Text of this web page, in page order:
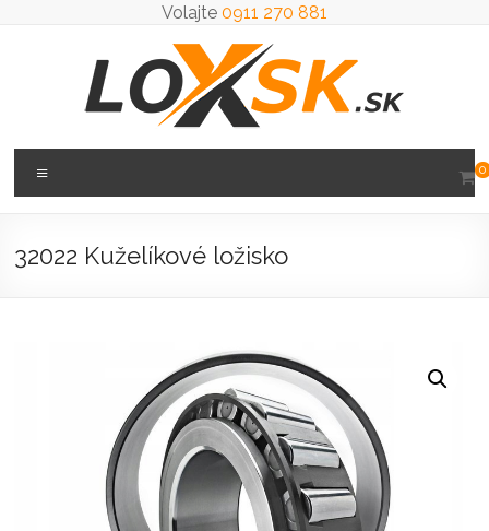
Volajte 0911 270 881
Loxsk
predaj
0
32022 Kuželíkové ložisko